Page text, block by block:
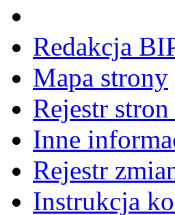
Redakcja
Mapa strony
Rejestr
Inne
Rejestr
Instrukcja